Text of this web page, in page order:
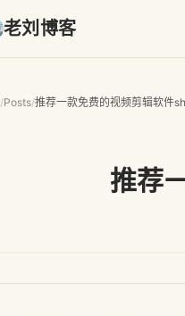
老刘博客
/Posts/推荐一款免费的视频剪辑软件
推荐